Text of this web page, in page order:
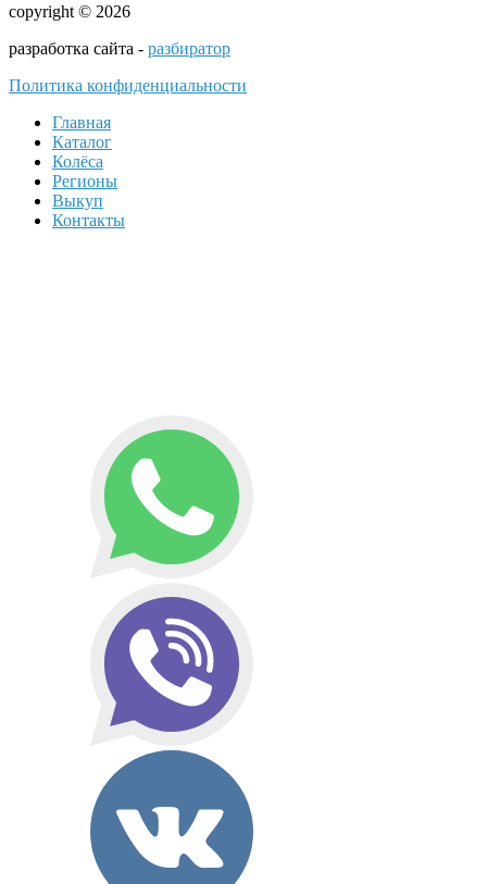
copyright © 2026
разработка сайта - разбиратор
Политика конфиденциальности
Главная
Каталог
Колёса
Регионы
Выкуп
Контакты